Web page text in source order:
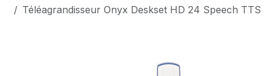
Téléagrandisseur Onyx Deskset HD 24 Speech TTS